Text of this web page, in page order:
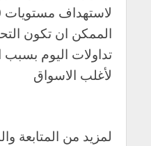
الممكن ان تكون
تداولات اليوم بسبب
لأغلب الاسواق
لمزيد من المتابعة